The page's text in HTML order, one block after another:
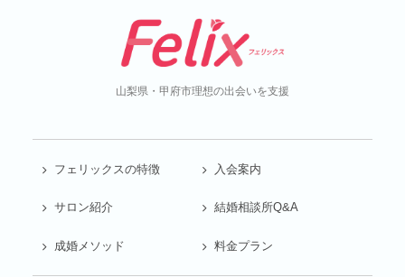
山梨県・甲府市理想の出会いを支援
フェリックスの特徴 入会案内
サロン紹介 結婚相談所Q&A
成婚メソッド 料金プラン